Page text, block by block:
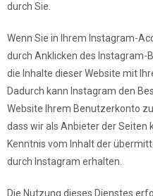
durch Sie.
Wenn Sie in Ihrem Instagram-
durch Anklicken des Instagram-
die Inhalte dieser Website mit
Dadurch kann Instagram den
Website Ihrem Benutzerkonto
dass wir als Anbieter der Seiten
Kenntnis vom Inhalt der
durch Instagram erhalten.
Die Nutzung dieses Dienstes